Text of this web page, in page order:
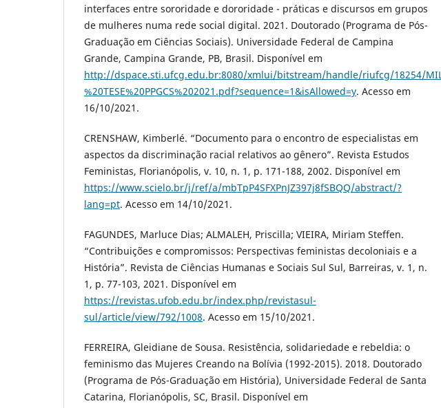
interfaces entre sororidade e dororidade - práticas e discursos em grupos
de mulheres numa rede social digital. 2021. Doutorado (Programa de Pós-
Graduação em Ciências Sociais). Universidade Federal de Campina
Grande, Campina Grande, PB, Brasil. Disponível em
http://dspace.sti.ufcg.edu.br:8080/xmlui/bitstream/handle/riufcg/18254/
%20TESE%20PPGCS%202021.pdf?sequence=1&isAllowed=y. Acesso em
16/10/2021.
CRENSHAW, Kimberlé. “Documento para o encontro de especialistas em
aspectos da discriminação racial relativos ao gênero”. Revista Estudos
Feministas, Florianópolis, v. 10, n. 1, p. 171-188, 2002. Disponível em
https://www.scielo.br/j/ref/a/mbTpP4SFXPnJZ397j8fSBQQ/abstract/?
lang=pt. Acesso em 14/10/2021.
FAGUNDES, Marluce Dias; ALMALEH, Priscilla; VIEIRA, Miriam Steffen.
“Contribuições e compromissos: Perspectivas feministas decoloniais e a
História”. Revista de Ciências Humanas e Sociais Sul Sul, Barreiras, v. 1, n.
1, p. 77-103, 2021. Disponível em
https://revistas.ufob.edu.br/index.php/revistasul-
sul/article/view/792/1008. Acesso em 15/10/2021.
FERREIRA, Gleidiane de Sousa. Resistência, solidariedade e rebeldia: o
feminismo das Mujeres Creando na Bolívia (1992-2015). 2018. Doutorado
(Programa de Pós-Graduação em História), Universidade Federal de Santa
Catarina, Florianópolis, SC, Brasil. Disponível em